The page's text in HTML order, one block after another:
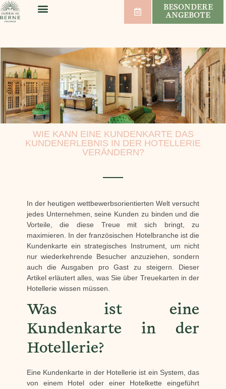
BESONDERE
ANGEBOTE
WIE KANN EINE KUNDENKARTE DAS
KUNDENERLEBNIS IN DER HOTELLERIE
VERÄNDERN?
In der heutigen wettbewerbsorientierten Welt versucht
jedes Unternehmen, seine Kunden zu binden und die
Vorteile, die diese Treue mit sich bringt, zu
maximieren. In der französischen Hotelbranche ist die
Kundenkarte ein strategisches Instrument, um nicht
nur wiederkehrende Besucher anzuziehen, sondern
auch die Ausgaben pro Gast zu steigern. Dieser
Artikel erläutert alles, was Sie über Treuekarten in der
Hotellerie wissen müssen.
Was ist eine
Kundenkarte in der
Hotellerie?
Eine Kundenkarte in der Hotellerie ist ein System, das
von einem Hotel oder einer Hotelkette eingeführt